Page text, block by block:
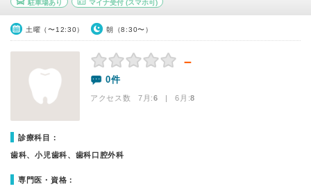
駐車場あり マイナ受付(スマホ可)
土曜（〜12:30） 朝（8:30〜）
－
0件
アクセス数 7月:6 | 6月:8
診療科目：
歯科、小児歯科、歯科口腔外科
専門医・資格：